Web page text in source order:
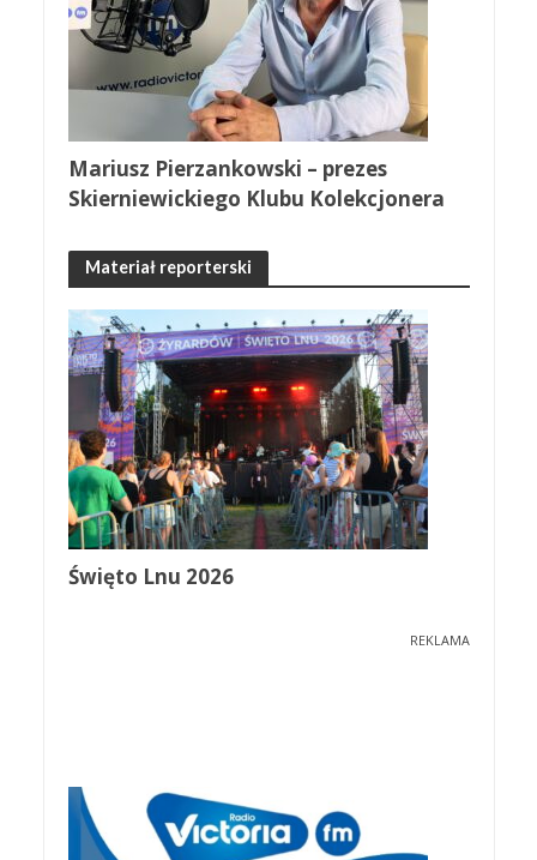
Mariusz Pierzankowski – prezes
Skierniewickiego Klubu Kolekcjonera
Materiał reporterski
Święto Lnu 2026
REKLAMA